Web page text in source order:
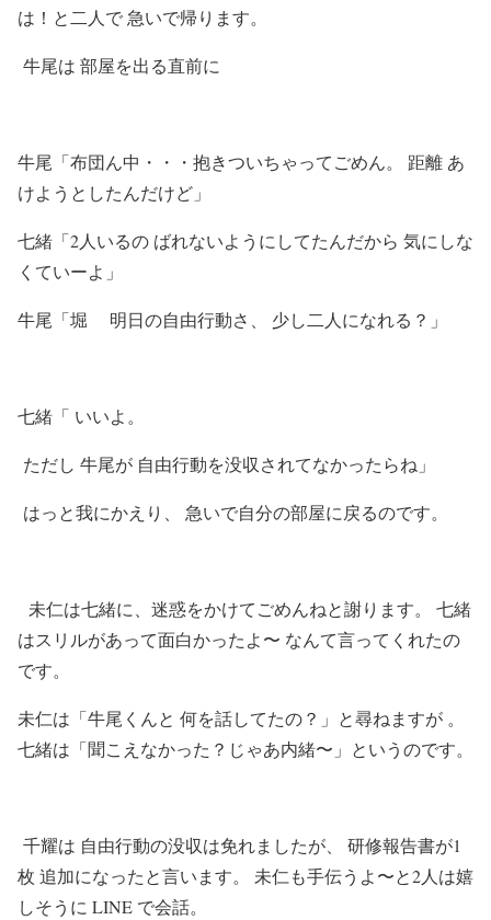
は！と二人で 急いで帰ります。
牛尾は 部屋を出る直前に
牛尾「布団ん中・・・抱きついちゃってごめん。 距離 あ
けようとしたんだけど」
七緒「2人いるの ばれないようにしてたんだから 気にしな
くていーよ」
牛尾「堀 明日の自由行動さ、 少し二人になれる？」
七緒「 いいよ。
ただし 牛尾が 自由行動を没収されてなかったらね」
はっと我にかえり、 急いで自分の部屋に戻るのです。
未仁は七緒に、迷惑をかけてごめんねと謝ります。 七緒
はスリルがあって面白かったよ〜 なんて言ってくれたの
です。
未仁は「牛尾くんと 何を話してたの？」と尋ねますが 。
七緒は「聞こえなかった？じゃあ内緒〜」というのです。
千耀は 自由行動の没収は免れましたが、 研修報告書が1
枚 追加になったと言います。 未仁も手伝うよ〜と2人は嬉
しそうに LINE で会話。